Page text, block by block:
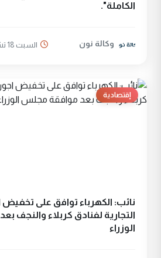
الكاملة".
وكالة نون السبت 18 تشرين الثاني 2017
إقتصادية
نائب: الكهرباء توافق على تخفيض
التجارية لفنادق كربلاء والنجف
الوزراء